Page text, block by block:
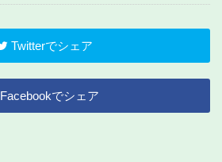
Twitterでシェア
Facebookでシェア